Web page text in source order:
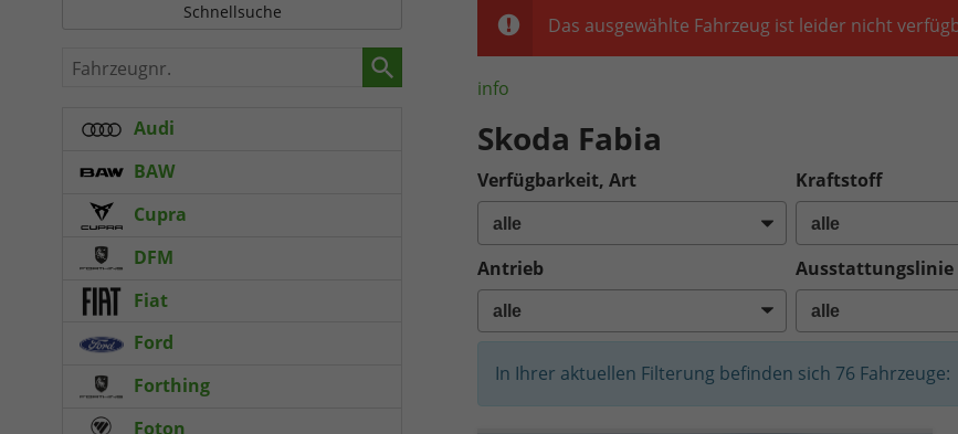
Das ausgewählte Fahrzeug ist leider nicht
info
Skoda Fabia
Verfügbarkeit, Art Kraftstoff
Antrieb Ausstattungslinie
In Ihrer aktuellen Filterung befinden sich 76 Fahrzeuge:
Schnellsuche
Fahrzeugnr.
Audi
BAW
Cupra
DFM
Fiat
Ford
Forthing
Foton